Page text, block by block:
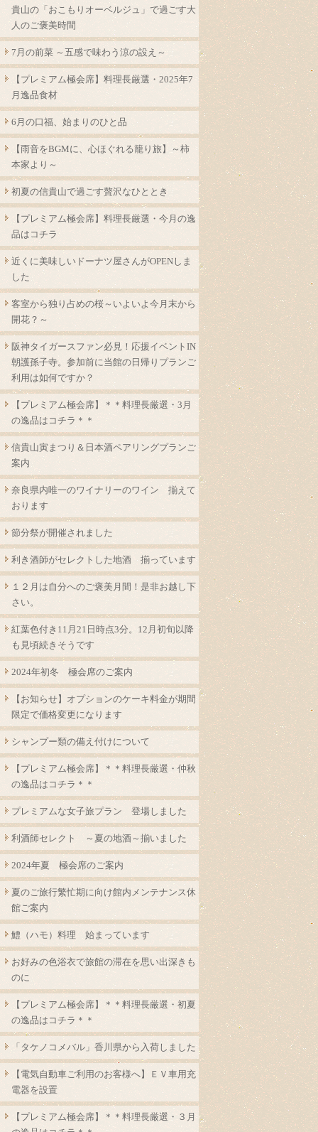
貴山の「おこもりオーベルジュ」で過ごす大
人のご褒美時間
7月の前菜 ～五感で味わう涼の設え～
【プレミアム極会席】料理長厳選・2025年7
月逸品食材
6月の口福、始まりのひと品
【雨音をBGMに、心ほぐれる籠り旅】～柿
本家より～
初夏の信貴山で過ごす贅沢なひととき
【プレミアム極会席】料理長厳選・今月の逸
品はコチラ
近くに美味しいドーナツ屋さんがOPENしま
した
客室から独り占めの桜～いよいよ今月末から
開花？～
阪神タイガースファン必見！応援イベントIN
朝護孫子寺。参加前に当館の日帰りプランご
利用は如何ですか？
【プレミアム極会席】＊＊料理長厳選・3月
の逸品はコチラ＊＊
信貴山寅まつり＆日本酒ペアリングプランご
案内
奈良県内唯一のワイナリーのワイン 揃えて
おります
節分祭が開催されました
利き酒師がセレクトした地酒 揃っています
１２月は自分へのご褒美月間！是非お越し下
さい。
紅葉色付き11月21日時点3分。12月初旬以降
も見頃続きそうです
2024年初冬 極会席のご案内
【お知らせ】オプションのケーキ料金が期間
限定で価格変更になります
シャンプー類の備え付けについて
【プレミアム極会席】＊＊料理長厳選・仲秋
の逸品はコチラ＊＊
プレミアムな女子旅プラン 登場しました
利酒師セレクト ～夏の地酒～揃いました
2024年夏 極会席のご案内
夏のご旅行繁忙期に向け館内メンテナンス休
館ご案内
鱧（ハモ）料理 始まっています
お好みの色浴衣で旅館の滞在を思い出深きも
のに
【プレミアム極会席】＊＊料理長厳選・初夏
の逸品はコチラ＊＊
「タケノコメバル」香川県から入荷しました
【電気自動車ご利用のお客様へ】ＥＶ車用充
電器を設置
【プレミアム極会席】＊＊料理長厳選・３月